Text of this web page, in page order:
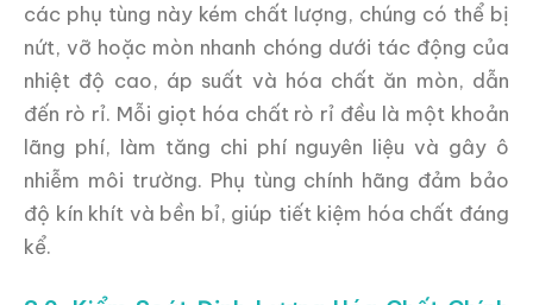
các phụ tùng này kém chất lượng, chúng có thể bị
nứt, vỡ hoặc mòn nhanh chóng dưới tác động của
nhiệt độ cao, áp suất và hóa chất ăn mòn, dẫn
đến rò rỉ. Mỗi giọt hóa chất rò rỉ đều là một khoản
lãng phí, làm tăng chi phí nguyên liệu và gây ô
nhiễm môi trường. Phụ tùng chính hãng đảm bảo
độ kín khít và bền bỉ, giúp tiết kiệm hóa chất đáng
kể.